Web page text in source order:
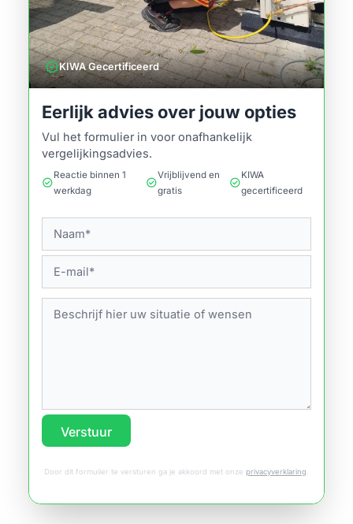
verifiedKIWA Gecertificeerd
Eerlijk advies over jouw opties
Vul het formulier in voor onafhankelijk
vergelijkingsadvies.
check_circle
Reactie binnen 1
werkdag
check_circle
Vrijblijvend en
gratis
check_circle
KIWA
gecertificeerd
Verstuur
Door dit formulier te versturen ga je akkoord met onze privacyverklaring.